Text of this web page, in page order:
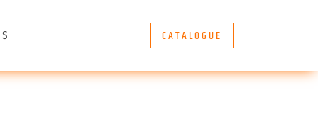
CATALOGUE